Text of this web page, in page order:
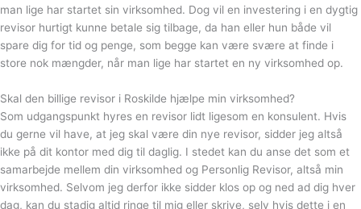
man lige har startet sin virksomhed. Dog vil en investering i en dygtig
revisor hurtigt kunne betale sig tilbage, da han eller hun både vil
spare dig for tid og penge, som begge kan være svære at finde i
store nok mængder, når man lige har startet en ny virksomhed op.
Skal den billige revisor i Roskilde hjælpe min virksomhed?
Som udgangspunkt hyres en revisor lidt ligesom en konsulent. Hvis
du gerne vil have, at jeg skal være din nye revisor, sidder jeg altså
ikke på dit kontor med dig til daglig. I stedet kan du anse det som et
samarbejde mellem din virksomhed og Personlig Revisor, altså min
virksomhed. Selvom jeg derfor ikke sidder klos op og ned ad dig hver
dag, kan du stadig altid ringe til mig eller skrive, selv hvis dette i en